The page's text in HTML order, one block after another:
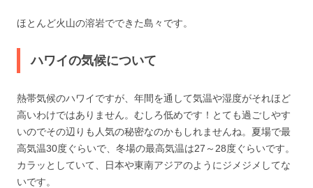
ほとんど火山の溶岩でできた島々です。
ハワイの気候について
熱帯気候のハワイですが、年間を通して気温や湿度がそれほど
高いわけではありません。むしろ低めです！とても過ごしやす
いのでその辺りも人気の秘密なのかもしれませんね。夏場で最
高気温30度ぐらいで、冬場の最高気温は27～28度ぐらいです。
カラッとしていて、日本や東南アジアのようにジメジメしてな
いです。